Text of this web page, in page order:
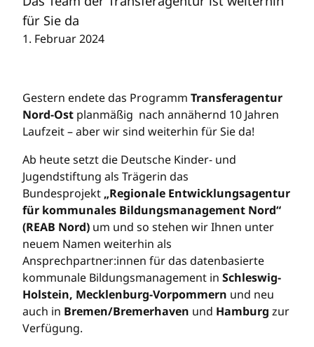
für Sie da
1. Februar 2024
Gestern endete das Programm Transferagentur
Nord-Ost planmäßig nach annähernd 10 Jahren
Laufzeit – aber wir sind weiterhin für Sie da!
Ab heute setzt die Deutsche Kinder- und
Jugendstiftung als Trägerin das
Bundesprojekt „Regionale Entwicklungsagentur
für kommunales Bildungsmanagement Nord“
(REAB Nord) um und so stehen wir Ihnen unter
neuem Namen weiterhin als
Ansprechpartner:innen für das datenbasierte
kommunale Bildungsmanagement in Schleswig-
Holstein, Mecklenburg-Vorpommern und neu
auch in Bremen/Bremerhaven und Hamburg zur
Verfügung.